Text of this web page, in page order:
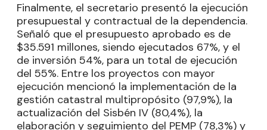
Finalmente, el secretario presentó la ejecución
presupuestal y contractual de la dependencia.
Señaló que el presupuesto aprobado es de
$35.591 millones, siendo ejecutados 67%, y el
de inversión 54%, para un total de ejecución
del 55%. Entre los proyectos con mayor
ejecución mencionó la implementación de la
gestión catastral multipropósito (97,9%), la
actualización del Sisbén IV (80,4%), la
elaboración y seguimiento del PEMP (78,3%) y